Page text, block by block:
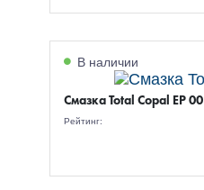
В наличии
Смазка Total Copal EP 00
Рейтинг: